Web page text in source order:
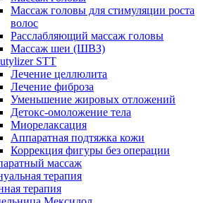
Массаж головы для стимуляции роста
волос
Расслабляющий массаж головы
Массаж шеи (ШВЗ)
STT
Лечение целлюлита
Лечение фиброза
Уменьшение жировых отложений
Детокс-омоложение тела
Миорелаксация
Аппаратная подтяжка кожи
Коррекция фигуры без операции
массаж
терапия
терапия